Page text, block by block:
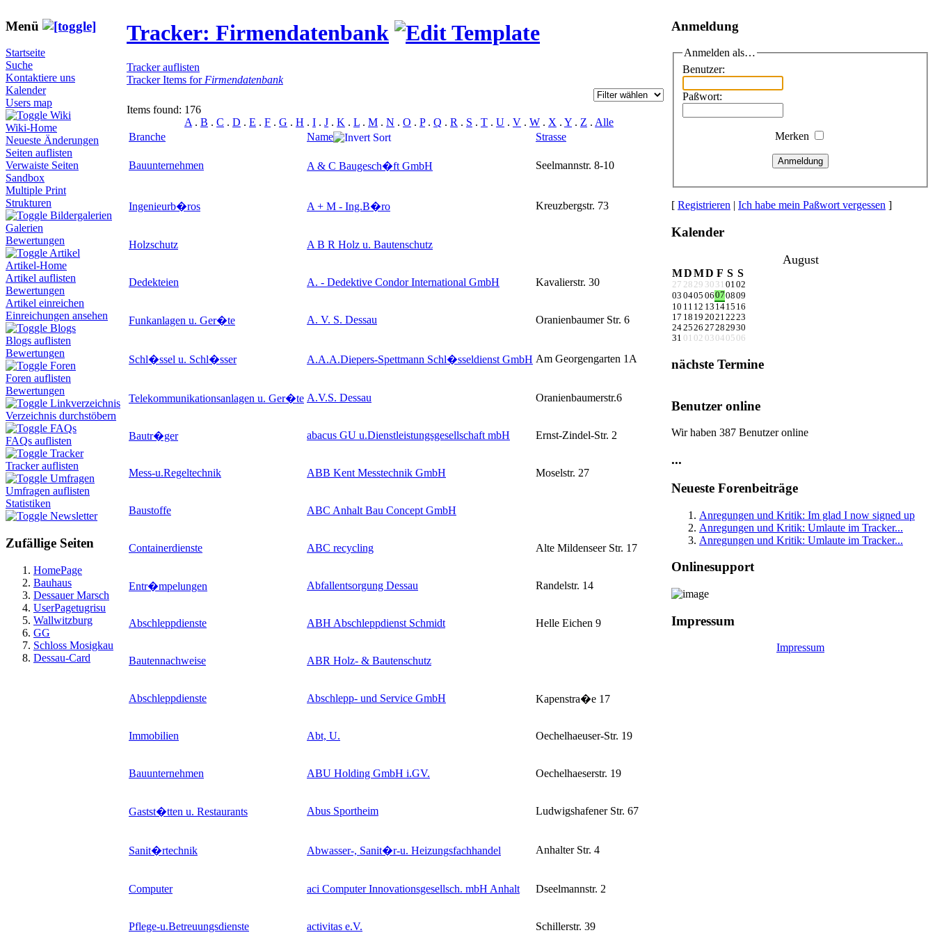
Menü
Startseite
Suche
Kontaktiere uns
Kalender
Users map
Wiki
Wiki-Home
Neueste Änderungen
Seiten auflisten
Verwaiste Seiten
Sandbox
Multiple Print
Strukturen
Bildergalerien
Galerien
Bewertungen
Artikel
Artikel-Home
Artikel auflisten
Bewertungen
Artikel einreichen
Einreichungen ansehen
Blogs
Blogs auflisten
Bewertungen
Foren
Foren auflisten
Bewertungen
Linkverzeichnis
Verzeichnis durchstöbern
FAQs
FAQs auflisten
Tracker
Tracker auflisten
Umfragen
Umfragen auflisten
Statistiken
Newsletter
Zufällige Seiten
HomePage
Bauhaus
Dessauer Marsch
UserPagetugrisu
Wallwitzburg
GG
Schloss Mosigkau
Dessau-Card
Tracker: Firmendatenbank
Tracker auflisten
Tracker Items for Firmendatenbank
Items found: 176
A . B . C . D . E . F . G . H . I . J . K . L . M . N . O . P. Q . R . S . T . U . V . W . X . Y . Z . Alle
Branche
Name Strasse
Bauunternehmen A & C Baugesch�ft GmbH Seelmannstr. 8-10
Ingenieurb�ros A + M - Ing.B�ro Kreuzbergstr. 73
Holzschutz A B R Holz u. Bautenschutz
Dedekteien A. - Dedektive Condor International GmbH Kavalierstr. 30
Funkanlagen u. Ger�te A. V. S. Dessau Oranienbaumer Str. 6
Schl�ssel u. Schl�sser A.A.A.Diepers-Spettmann Schl�sseldienst GmbH Am Georgengarten 1A
Telekommunikationsanlagen u. Ger�te A.V.S. Dessau Oranienbaumerstr.6
Bautr�ger abacus GU u.Dienstleistungsgesellschaft mbH Ernst-Zindel-Str. 2
Mess-u.Regeltechnik ABB Kent Messtechnik GmbH Moselstr. 27
Baustoffe ABC Anhalt Bau Concept GmbH
Containerdienste ABC recycling Alte Mildenseer Str. 17
Entr�mpelungen Abfallentsorgung Dessau Randelstr. 14
Abschleppdienste ABH Abschleppdienst Schmidt Helle Eichen 9
Bautennachweise ABR Holz- & Bautenschutz
Abschleppdienste Abschlepp- und Service GmbH Kapenstra�e 17
Immobilien Abt, U. Oechelhaeuser-Str. 19
Bauunternehmen ABU Holding GmbH i.GV. Oechelhaeserstr. 19
Gastst�tten u. Restaurants Abus Sportheim Ludwigshafener Str. 67
Sanit�rtechnik Abwasser-, Sanit�r-u. Heizungsfachhandel Anhalter Str. 4
Computer aci Computer Innovationsgesellsch. mbH Anhalt Dseelmannstr. 2
Pflege-u.Betreuungsdienste activitas e.V. Schillerstr. 39
Anmeldung
Anmelden als…
Benutzer:
Paßwort:
Merken
Anmeldung
[ Registrieren | Ich habe mein Paßwort vergessen ]
Kalender
August
MDMD F S S
27 28 29 30 31 0102
03 0405 06070809
10 11 12 13 1415 16
17 18 19 20212223
242526 27282930
31 01 02 03 04 05 06
nächste Termine
Benutzer online
Wir haben 387 Benutzer online
...
Neueste Forenbeiträge
Anregungen und Kritik: Im glad I now signed up
Anregungen und Kritik: Umlaute im Tracker...
Anregungen und Kritik: Umlaute im Tracker...
Onlinesupport
Impressum
Impressum